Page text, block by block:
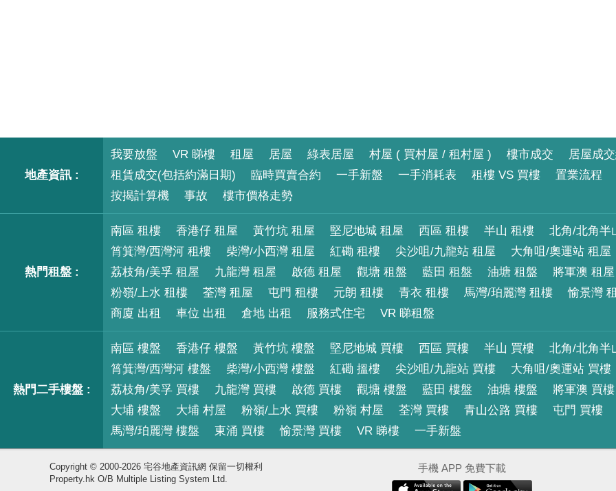
地產資訊 :
我要放盤 VR 睇樓 租屋 居屋 綠表居屋 村屋 ( 買村屋 / 租村屋 ) 樓市成交 居屋成
租賃成交(包括約滿日期)
臨時買賣合約 一手新盤 一手消耗表 租樓 VS 買樓 置業流程
按揭計算機
事故 樓市價格走勢
熱門租盤 :
南區 租樓 香港仔 租屋 黃竹坑 租屋 堅尼地城 租屋 西區 租樓 半山 租樓 北角/北角半
筲箕灣/西灣河 租樓
柴灣/小西灣 租屋 紅磡 租樓 尖沙咀/九龍站 租屋 大角咀/奧運站 租屋
荔枝角/美孚 租屋
九龍灣 租屋 啟德 租屋 觀塘 租盤 藍田 租盤 油塘 租盤 將軍澳 租屋
粉嶺/上水 租樓
荃灣 租屋 屯門 租樓 元朗 租樓 青衣 租樓 馬灣/珀麗灣 租樓 愉景灣
商廈 出租
車位 出租 倉地 出租 服務式住宅 VR 睇租盤
熱門二手樓盤 :
南區 樓盤 香港仔 樓盤 黃竹坑 樓盤 堅尼地城 買樓 西區 買樓 半山 買樓 北角/北角半
筲箕灣/西灣河 樓盤
柴灣/小西灣 樓盤 紅磡 搵樓 尖沙咀/九龍站 買樓 大角咀/奧運站 買樓
荔枝角/美孚 買樓
九龍灣 買樓 啟德 買樓 觀塘 樓盤 藍田 樓盤 油塘 樓盤 將軍澳 買樓
大埔 樓盤
大埔 村屋 粉嶺/上水 買樓 粉嶺 村屋 荃灣 買樓 青山公路 買樓 屯門 買樓
馬灣/珀麗灣 樓盤
東涌 買樓 愉景灣 買樓 VR 睇樓 一手新盤
Copyright © 2000-2026 宅谷地產資訊網 保留一切權利
Property.hk O/B Multiple Listing System Ltd.
手機 APP 免費下載